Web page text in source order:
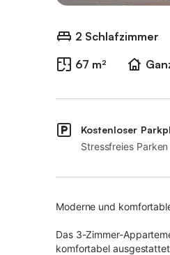
2 Schlafzimmer
67 m²
Kostenloser
Stressfreies
Moderne und
Das 3-Zimmer-
komfortabel